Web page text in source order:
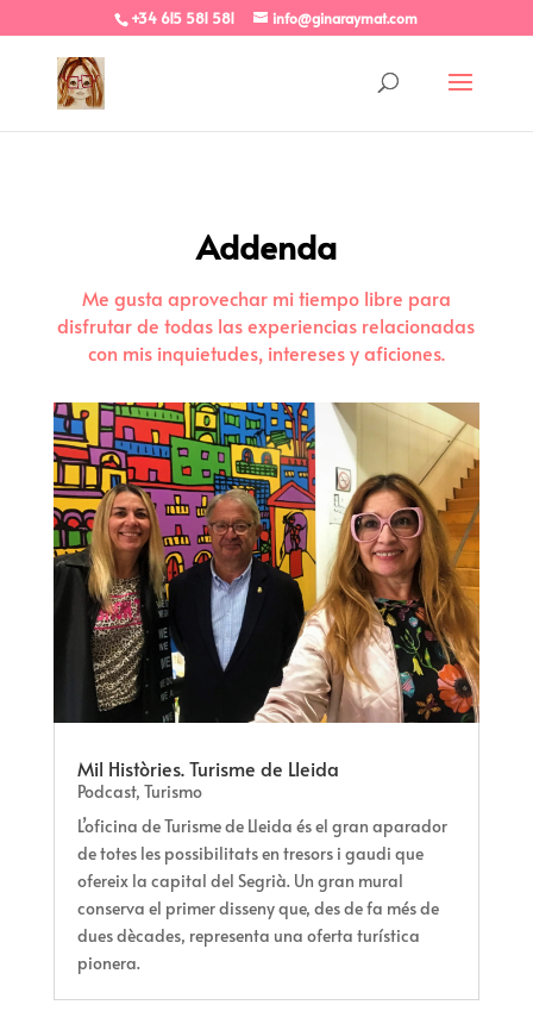
+34 615 581 581 info@ginaraymat.com
Addenda
Me gusta aprovechar mi tiempo libre para
disfrutar de todas las experiencias relacionadas
con mis inquietudes, intereses y aficiones.
Mil Històries. Turisme de Lleida
Podcast, Turismo
L’oficina de Turisme de Lleida és el gran aparador
de totes les possibilitats en tresors i gaudi que
ofereix la capital del Segrià. Un gran mural
conserva el primer disseny que, des de fa més de
dues dècades, representa una oferta turística
pionera.